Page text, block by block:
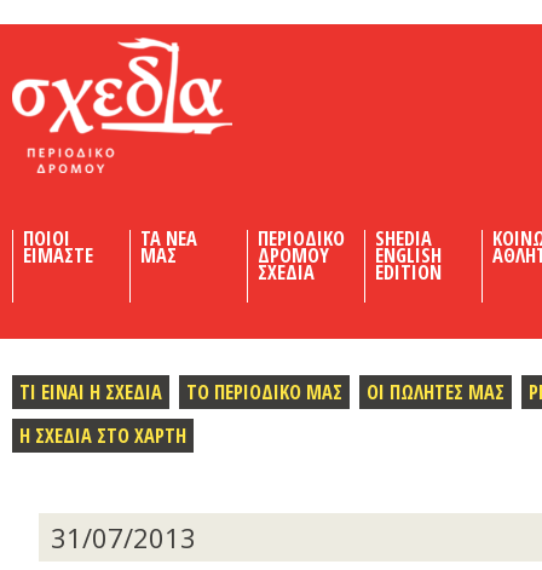
ΠΟΙΟΙ
ΕΙΜΑΣΤΕ
ΤΑ ΝΕΑ
ΜΑΣ
ΠΕΡΙΟΔΙΚΟ
ΔΡΟΜΟΥ
ΣΧΕΔΙΑ
SHEDIA
ENGLISH
EDITION
ΤΙ ΕΙΝΑΙ Η ΣΧΕΔΙΑ ΤΟ ΠΕΡΙΟΔΙΚΟ ΜΑΣ ΟΙ ΠΩΛΗΤΕΣ ΜΑΣ
Η ΣΧΕΔΙΑ ΣΤΟ ΧΑΡΤΗ
31/07/2013